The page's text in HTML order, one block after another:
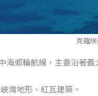
克羅
海郵輪航線，主要沿著
灣地形、紅瓦建築。